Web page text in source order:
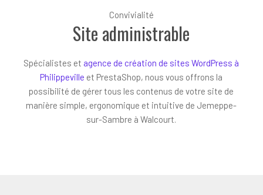
Convivialité
Site administrable
Spécialistes et agence de création de sites WordPress à
Philippeville et PrestaShop, nous vous offrons la
possibilité de gérer tous les contenus de votre site de
manière simple, ergonomique et intuitive de Jemeppe-
sur-Sambre à Walcourt.